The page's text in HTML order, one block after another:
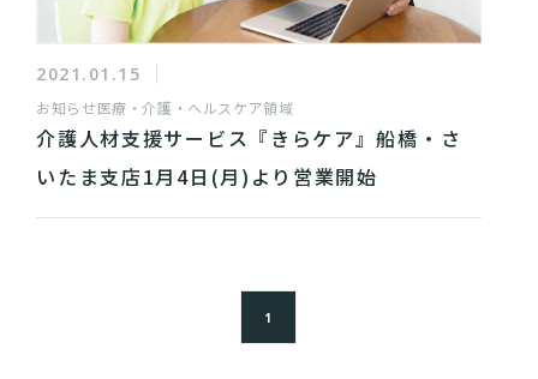
2021.01.15
お知らせ医療・介護・ヘルスケア領域
介護人材支援サービス『きらケア』船橋・さ
いたま支店1月4日(月)より営業開始
1